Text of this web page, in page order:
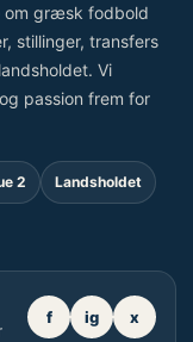
om græsk fodbold
stillinger, transfers
Vi
passion frem for
2 Landsholdet
f ig x